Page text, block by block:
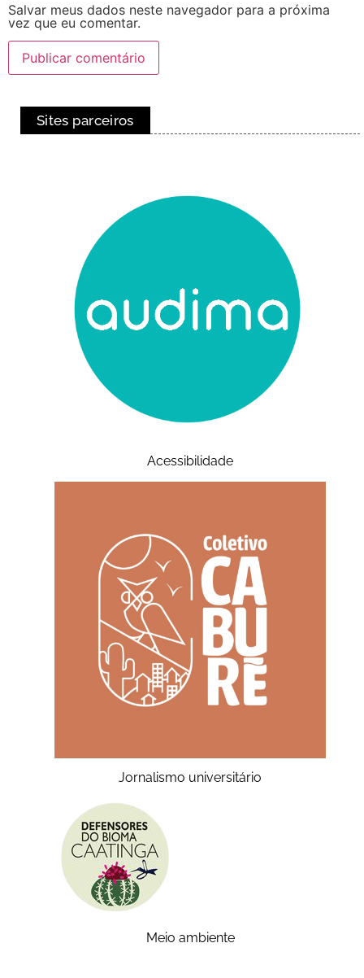
Salvar meus dados neste navegador para a próxima
vez que eu comentar.
Sites parceiros
Acessibilidade
Jornalismo universitário
Meio ambiente